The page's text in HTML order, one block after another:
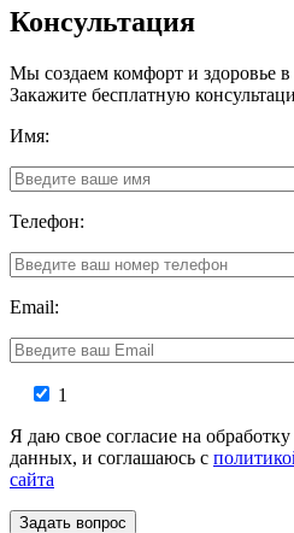
Консультация
Мы создаем комфорт и здоровье
Закажите бесплатную
Имя:
Телефон:
Email:
1
Я даю свое согласие на
данных, и соглашаюсь с
сайта
Задать вопрос